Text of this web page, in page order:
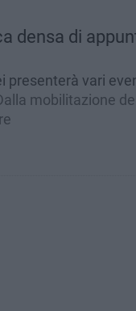
densa di
presenterà vari
mobilitazione